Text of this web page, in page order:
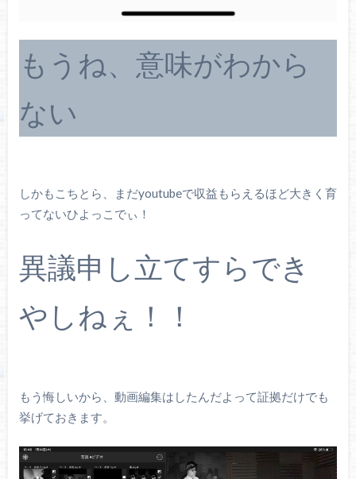
もうね、意味がわから
ない
しかもこちとら、まだyoutubeで収益もらえるほど大きく育
ってないひよっこでぃ！
異議申し立てすらでき
やしねぇ！！
もう悔しいから、動画編集はしたんだよって証拠だけでも
挙げておきます。